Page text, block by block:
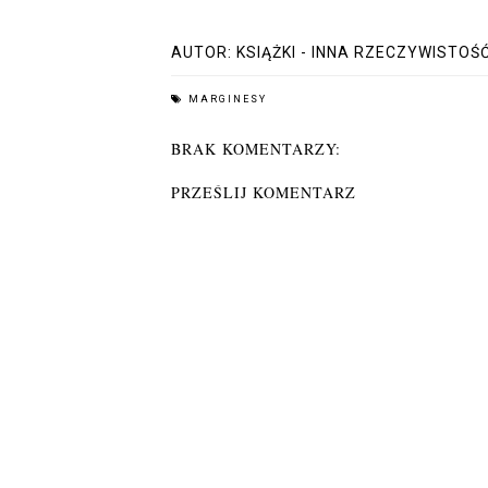
AUTOR: KSIĄŻKI - INNA
MARGINESY
BRAK KOMENTARZY:
PRZEŚLIJ KOMENTARZ